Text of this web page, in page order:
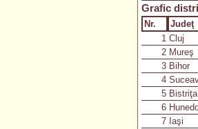
Grafic
Nr. Judeţ
1 Cluj
2 Mureş
3 Bihor
4
5
6
7 Iaşi